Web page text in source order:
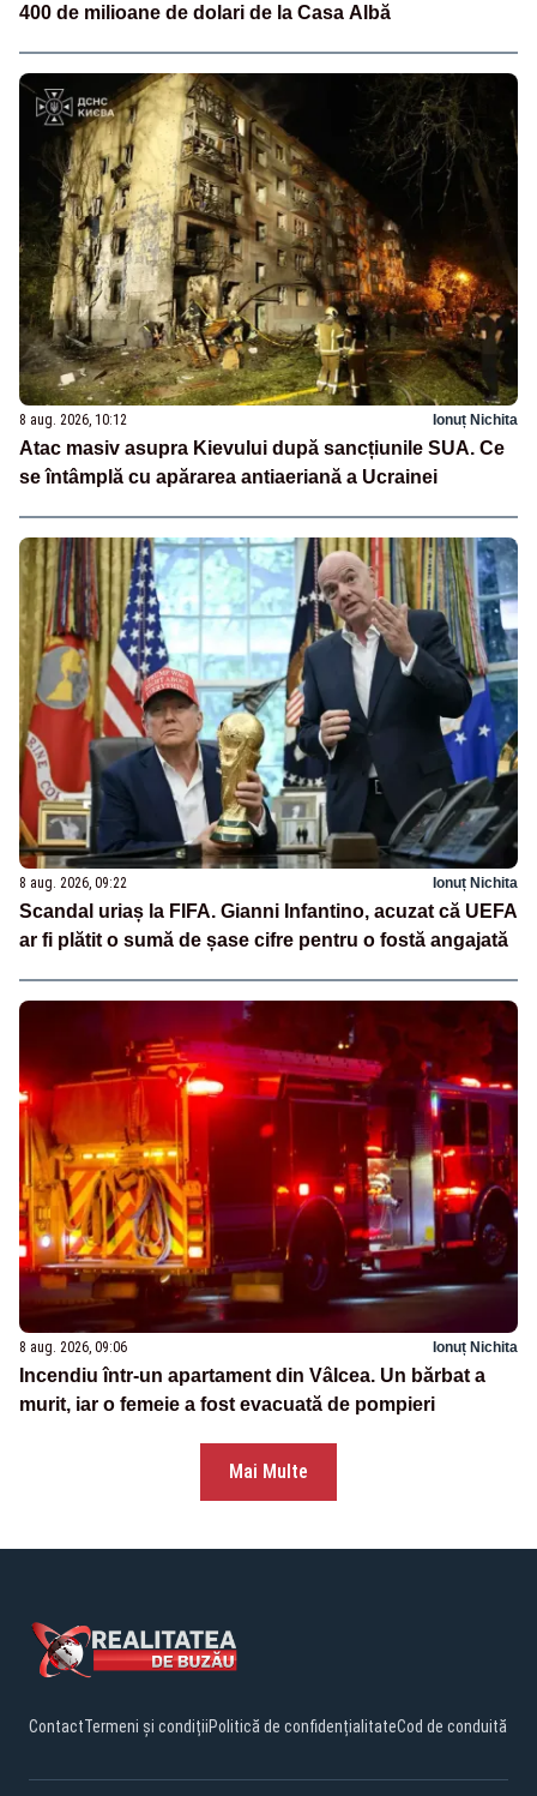
400 de milioane de dolari de la Casa Albă
8 aug. 2026, 10:12 Ionuț Nichita
Atac masiv asupra Kievului după sancțiunile SUA. Ce
se întâmplă cu apărarea antiaeriană a Ucrainei
8 aug. 2026, 09:22 Ionuț Nichita
Scandal uriaș la FIFA. Gianni Infantino, acuzat că UEFA
ar fi plătit o sumă de șase cifre pentru o fostă angajată
8 aug. 2026, 09:06 Ionuț Nichita
Incendiu într-un apartament din Vâlcea. Un bărbat a
murit, iar o femeie a fost evacuată de pompieri
Mai Multe
ContactTermeni și condițiiPolitică de confidențialitateCod de conduită